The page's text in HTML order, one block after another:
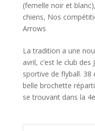
(femelle noir et blanc),
chiens, Nos
Arrows
La tradition a une
avril, c’est le club
sportive de flyball.
belle brochette
se trouvant dans la